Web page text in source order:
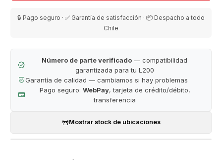
🔒 Pago seguro · ✅ Garantía de satisfacción · 📦 Despacho a todo
Chile
Número de parte verificado — compatibilidad
garantizada para tu L200
Garantía de calidad — cambiamos si hay problemas
Pago seguro: WebPay, tarjeta de crédito/débito,
transferencia
Mostrar stock de ubicaciones